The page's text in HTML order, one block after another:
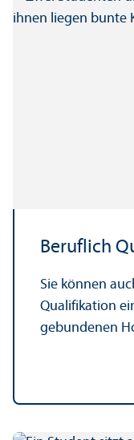
Beruflich
Sie können
Qualifikation
gebundenen